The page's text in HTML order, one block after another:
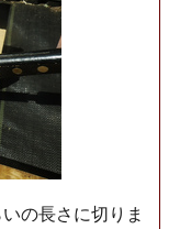
の長さに切りま